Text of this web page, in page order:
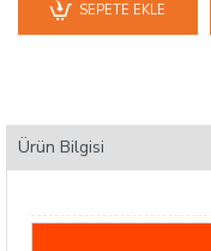
SEPETE EKLE
Ürün Bilgisi